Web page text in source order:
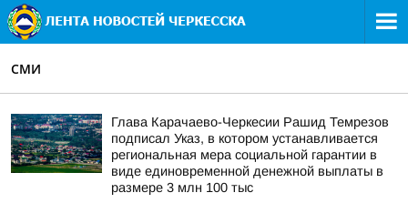
СМИ
Глава Карачаево-Черкесии Рашид Темрезов
подписал Указ, в котором устанавливается
региональная мера социальной гарантии в
виде единовременной денежной выплаты в
размере 3 млн 100 тыс